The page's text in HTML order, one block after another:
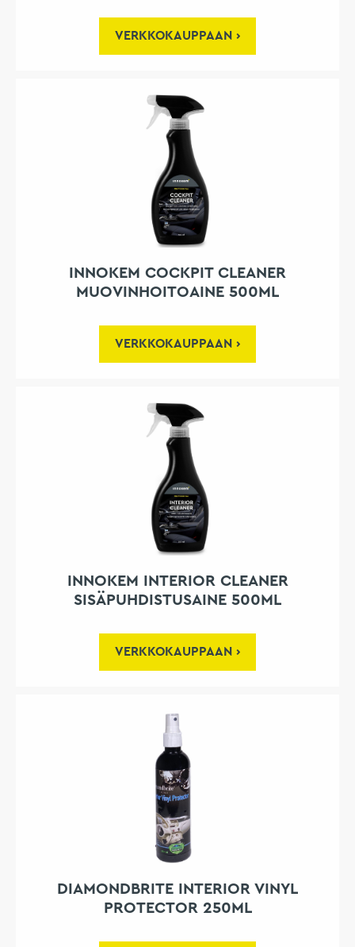
VERKKOKAUPPAAN
INNOKEM COCKPIT CLEANER
MUOVINHOITOAINE 500ML
VERKKOKAUPPAAN
INNOKEM INTERIOR CLEANER
SISÄPUHDISTUSAINE 500ML
VERKKOKAUPPAAN
DIAMONDBRITE INTERIOR VINYL
PROTECTOR 250ML